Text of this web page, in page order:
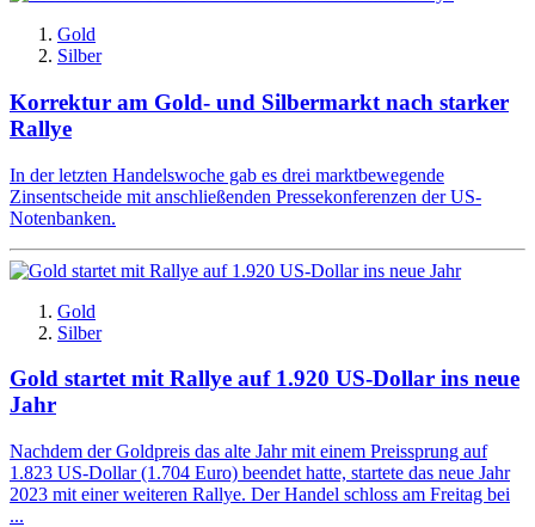
Gold
Silber
Korrektur am Gold- und Silbermarkt nach starker
Rallye
In der letzten Handelswoche gab es drei marktbewegende
Zinsentscheide mit anschließenden Pressekonferenzen der US-
Notenbanken.
Gold
Silber
Gold startet mit Rallye auf 1.920 US-Dollar ins neue
Jahr
Nachdem der Goldpreis das alte Jahr mit einem Preissprung auf
1.823 US-Dollar (1.704 Euro) beendet hatte, startete das neue Jahr
2023 mit einer weiteren Rallye. Der Handel schloss am Freitag bei
...